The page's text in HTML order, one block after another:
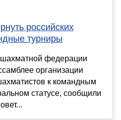
российских
турниры
федерации
организации
к командным
статусе, сообщили